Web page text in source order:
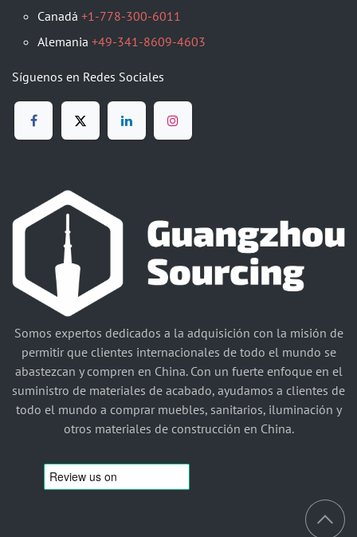
Canadá +1-778-300-6011
Alemania +49-341-8609-4603
Síguenos en Redes Sociales​
Somos expertos dedicados a la adquisición con la misión de
permitir que clientes internacionales de todo el mundo se
abastezcan y compren en China. Con un fuerte enfoque en el
suministro de materiales de acabado, ayudamos a clientes de
todo el mundo a comprar muebles, sanitarios, iluminación y
otros materiales de construcción en China.